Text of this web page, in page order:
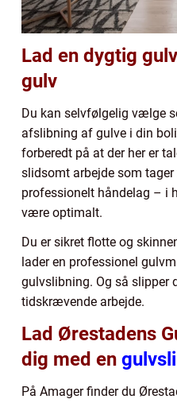
Lad en dygtig
gulv
Du kan selvfølgelig vælge
afslibning af gulve i din
forberedt på at der her er
slidsomt arbejde som
professionelt håndelag – i
være optimalt.
Du er sikret flotte og
lader en professionel
gulvslibning. Og så slipper
tidskrævende arbejde.
Lad Ørestadens
dig med en
På Amager finder du